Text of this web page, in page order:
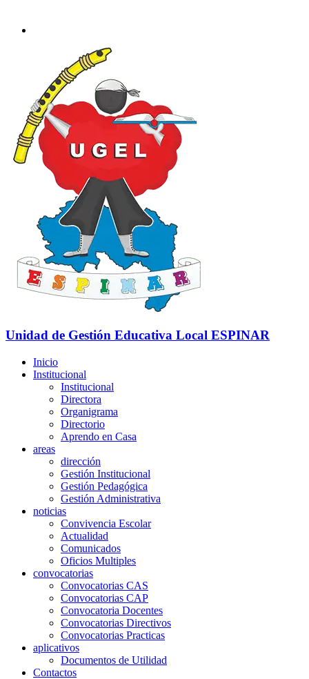
Unidad de Gestión Educativa Local ESPINAR
Inicio
Institucional
Institucional
Directora
Organigrama
Directorio
Aprendo en Casa
areas
dirección
Gestión Institucional
Gestión Pedagógica
Gestión Administrativa
noticias
Convivencia Escolar
Actualidad
Comunicados
Oficios Multiples
convocatorias
Convocatorias CAS
Convocatorias CAP
Convocatoria Docentes
Convocatorias Directivos
Convocatorias Practicas
aplicativos
Documentos de Utilidad
Contactos